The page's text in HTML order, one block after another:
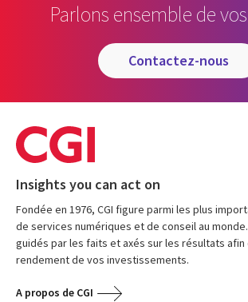
Parlons ensemble de
contactez-nous
Insights you can act on
Fondée en 1976, CGI figure parmi les plus
de services numériques et de conseil au
guidés par les faits et axés sur les résultats afin
rendement de vos investissements.
A propos de CGI